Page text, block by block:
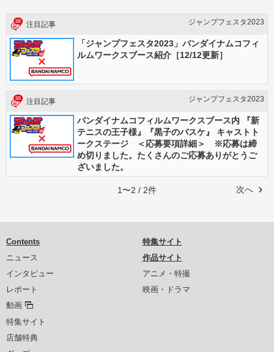
注目記事 ジャンプフェスタ2023
「ジャンプフェスタ2023」バンダイナムコフィ
ルムワークスブース紹介［12/12更新］
注目記事 ジャンプフェスタ2023
バンダイナムコフィルムワークスブース内 『新
テニスの王子様』『黒子のバスケ』 キャストト
ークステージ ＜応募要項詳細＞ ※応募は締
め切りました。たくさんのご応募ありがとうご
ざいました。
次へ
1〜2 / 2件
Contents
ニュース
インタビュー
レポート
動画
特集サイト
店舗特典
特集サイト
作品サイト
アニメ・特撮
映画・ドラマ